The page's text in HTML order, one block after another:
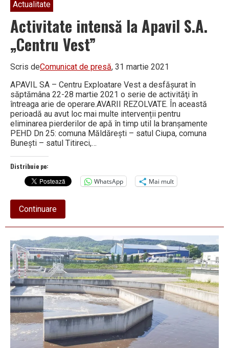
Actualitate
Activitate intensă la Apavil S.A.
„Centru Vest”
Scris deComunicat de presă, 31 martie 2021
APAVIL SA – Centru Exploatare Vest a desfăşurat în
săptămâna 22-28 martie 2021 o serie de activităţi în
întreaga arie de operare.AVARII REZOLVATE. În această
perioadă au avut loc mai multe intervenții pentru
eliminarea pierderilor de apă în timp util la branșamente
PEHD Dn 25: comuna Măldărești – satul Ciupa, comuna
Bunești – satul Titireci,…
Distribuie pe:
WhatsApp
Mai mult
Continuareabout
Activitate
intensă
Apavil
S.A.
„Centru
Vest”